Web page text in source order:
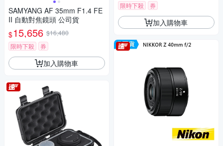
SAMYANG AF 35mm F1.4 FE
II 自動對焦鏡頭 公司貨
$15,656 $16,480
限時下殺
券
加入購物車
限時下殺
券
加入購物車